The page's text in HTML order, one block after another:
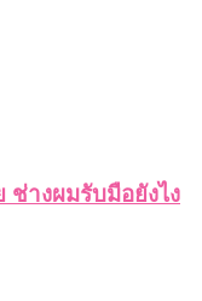
ช่างผมรับมือยังไง